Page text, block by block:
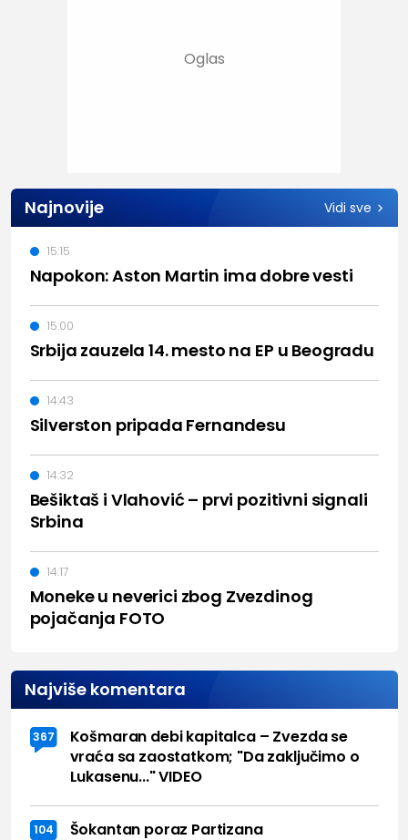
Najnovije Vidi sve
Napokon: Aston Martin ima dobre vesti
15:15
Srbija zauzela 14. mesto na EP u Beogradu
15:00
Silverston pripada Fernandesu
14:43
Bešiktaš i Vlahović – prvi pozitivni signali
Srbina
14:32
Moneke u neverici zbog Zvezdinog
pojačanja FOTO
14:17
Najviše komentara
367
Košmaran debi kapitalca – Zvezda se
vraća sa zaostatkom; "Da zaključimo o
Lukasenu..." VIDEO
104 Šokantan poraz Partizana